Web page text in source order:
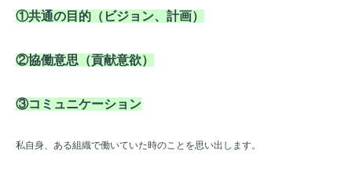
①共通の目的（ビジョン、計画）
②協働意思（貢献意欲）
③コミュニケーション
私自身、ある組織で働いていた時のことを思い出します。